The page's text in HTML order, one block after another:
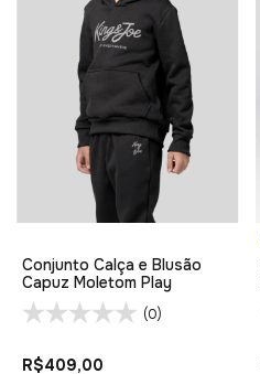
Conjunto Calça e Blusão
Capuz Moletom Play
(0)
R$409,00